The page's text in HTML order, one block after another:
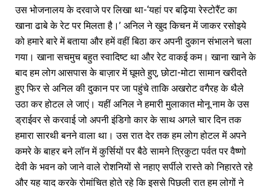
उस भोजनालय के दरवाजे पर लिखा था-‘यहां पर बढ़िया रेस्टोरैंट का
खाना ढाबे के रेट पर मिलता है।’ अनिल ने खुद किचन में जाकर रसोइये
को हमारे बारे में बताया और हमें वहीं बिठा कर अपनी दुकान संभालने चला
गया। खाना सचमुच बहुत स्वादिष्ट था और रेट वाकई कम। खाना खाने के
बाद हम लोग आसपास के बाज़ार में घूमते हुए, छोटा-मोटा सामान खरीदते
हुए फिर से अनिल की दुकान पर जा पहुंचे ताकि अखरोट वगैरह के थैले
उठा कर होटल ले जाएं। यहीं अनिल ने हमारी मुलाकात मोनू नाम के उस
ड्राईवर से करवाई जो अपनी इंडिगो कार के साथ अगले चार दिन तक
हमारा सारथी बनने वाला था। उस रात देर तक हम लोग होटल में अपने
कमरे के बाहर बने लॉन में कुर्सियों पर बैठे सामने त्रिकुटा पर्वत पर वैष्णो
देवी के भवन को जाने वाले रोशनियों से नहाए सर्पीले रास्ते को निहारते रहे
और यह याद करके रोमांचित होते रहे कि इससे पिछली रात हम लोगों ने